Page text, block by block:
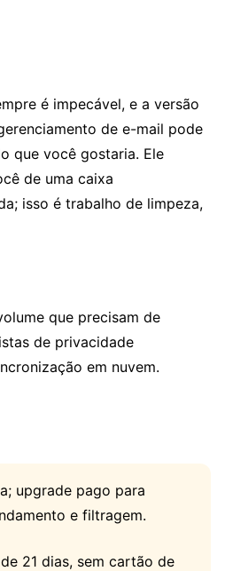
é impecável, e a versão
de e-mail pode
que você gostaria. Ele
de uma caixa
isso é trabalho de limpeza,
que precisam de
de privacidade
em nuvem.
upgrade pago para
e filtragem.
21 dias, sem cartão de